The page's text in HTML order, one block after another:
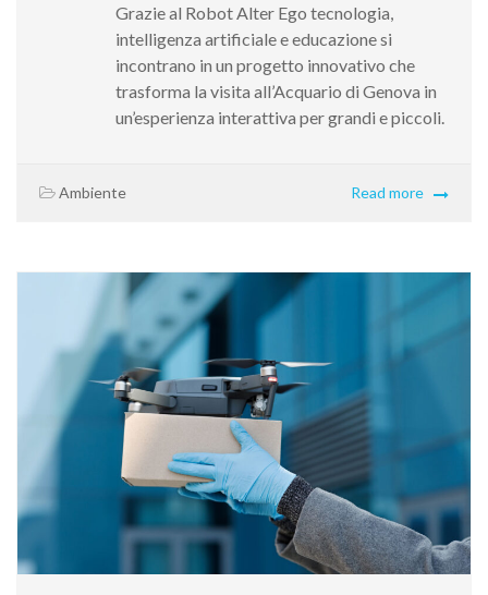
Grazie al Robot Alter Ego tecnologia,
intelligenza artificiale e educazione si
incontrano in un progetto innovativo che
trasforma la visita all’Acquario di Genova in
un’esperienza interattiva per grandi e piccoli.
Ambiente Read more